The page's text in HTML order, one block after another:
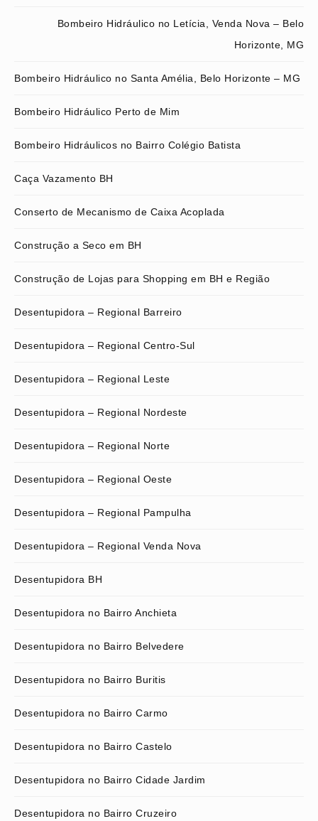
Bombeiro Hidráulico no Letícia, Venda Nova – Belo
Horizonte, MG
Bombeiro Hidráulico no Santa Amélia, Belo Horizonte – MG
Bombeiro Hidráulico Perto de Mim
Bombeiro Hidráulicos no Bairro Colégio Batista
Caça Vazamento BH
Conserto de Mecanismo de Caixa Acoplada
Construção a Seco em BH
Construção de Lojas para Shopping em BH e Região
Desentupidora – Regional Barreiro
Desentupidora – Regional Centro-Sul
Desentupidora – Regional Leste
Desentupidora – Regional Nordeste
Desentupidora – Regional Norte
Desentupidora – Regional Oeste
Desentupidora – Regional Pampulha
Desentupidora – Regional Venda Nova
Desentupidora BH
Desentupidora no Bairro Anchieta
Desentupidora no Bairro Belvedere
Desentupidora no Bairro Buritis
Desentupidora no Bairro Carmo
Desentupidora no Bairro Castelo
Desentupidora no Bairro Cidade Jardim
Desentupidora no Bairro Cruzeiro